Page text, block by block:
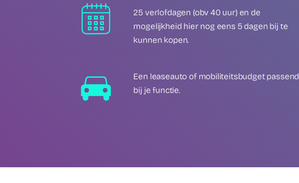
25 verlofdagen (obv 40 uur) en de
mogelijkheid hier nog eens 5 dagen bij te
kunnen kopen.
Een leaseauto of mobiliteitsbudget passend
bij je functie.